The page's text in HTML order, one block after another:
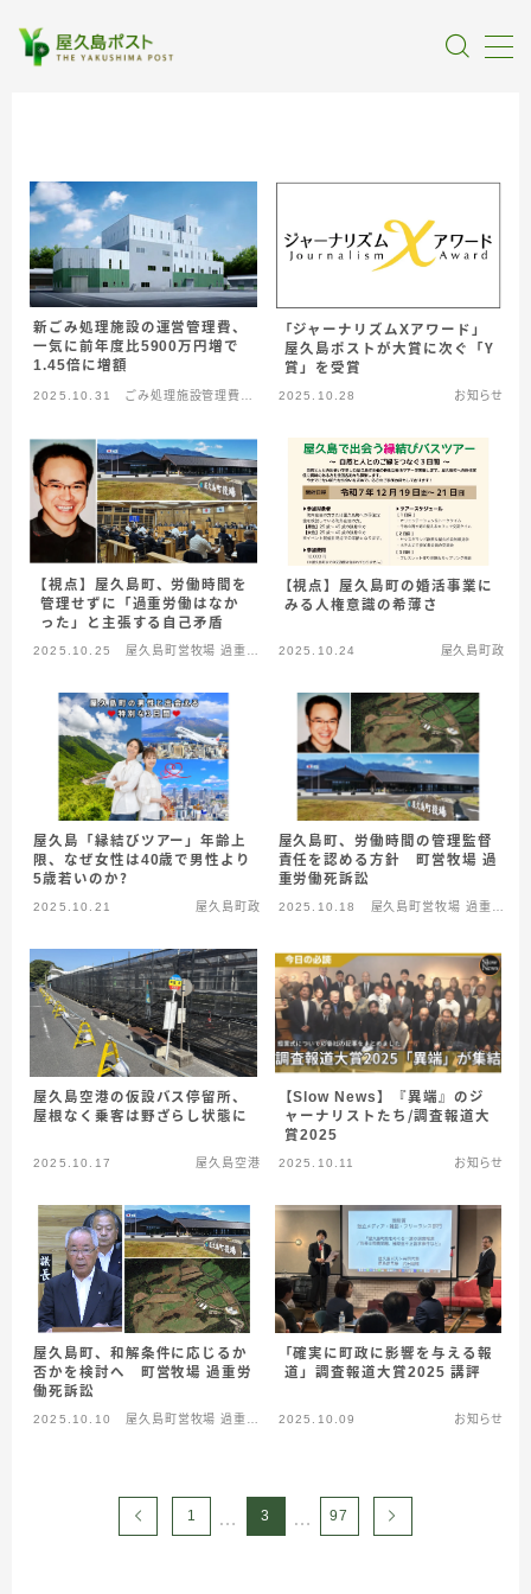
私たちについて
受賞・報道
情報提供
新ごみ処理施設の運営管理費、
一気に前年度比5900万円増で
1.45倍に増額
2025.10.31
ごみ処理施設管理費問
「ジャーナリズムXアワード」
屋久島ポストが大賞に次ぐ「Ｙ
賞」を受賞
2025.10.28 お知らせ
【視点】屋久島町、労働時間を
管理せずに「過重労働はなか
った」と主張する自己矛盾
2025.10.25
屋久島町営牧場 過重労
【視点】屋久島町の婚活事業に
みる人権意識の希薄さ
2025.10.24 屋久島町政
屋久島「縁結びツアー」年齢上
限、なぜ女性は40歳で男性より
5歳若いのか？
2025.10.21 屋久島町政
屋久島町、労働時間の管理監督
責任を認める方針 町営牧場 過
重労働死訴訟
2025.10.18
屋久島町営牧場 過重労
屋久島空港の仮設バス停留所、
屋根なく乗客は野ざらし状態に
2025.10.17 屋久島空港
【Slow News】『異端』のジ
ャーナリストた ち ／調査報道大
賞2025
2025.10.11 お知らせ
屋久島町、和解条件に応じるか
否かを検討へ 町営牧場 過重労
働死訴訟
2025.10.10
屋久島町営牧場 過重労
「確実に町政に影響を与える報
道」調査報道大賞2025 講評
2025.10.09 お知らせ
1 … 3 … 97